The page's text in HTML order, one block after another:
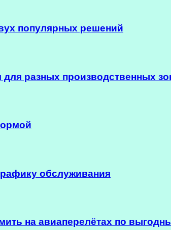
популярных решений
разных производственных
обслуживания
на авиаперелётах по